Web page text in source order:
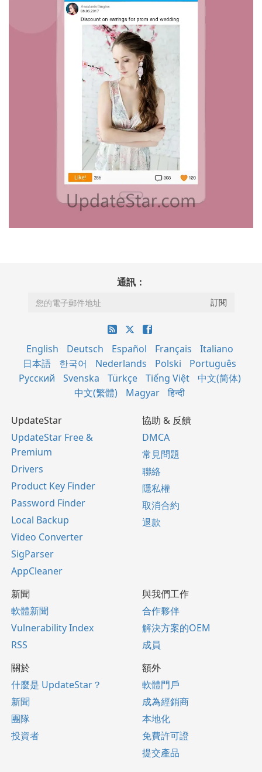
通訊：
English Deutsch Español Français
Italiano
日本語
한국어 Nederlands Polski
Português
Русский
Svenska Türkçe Tiếng Việt
中文(简体)
中文(繁體)
Magyar हिन्दी
UpdateStar
UpdateStar Free &
Premium
Drivers
Product Key Finder
Password Finder
Local Backup
Video Converter
SigParser
AppCleaner
協助 & 反饋
DMCA
常見問題
聯絡
隱私權
取消合約
退款
新聞
軟體新聞
Vulnerability Index
RSS
與我們工作
合作夥伴
解決方案的OEM
成員
關於
什麼是 UpdateStar？
新聞
團隊
投資者
額外
軟體門戶
成為經銷商
本地化
免費許可證
提交產品